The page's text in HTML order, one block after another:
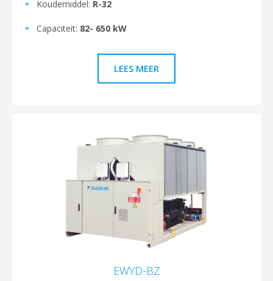
Koudemiddel: R-32
Capaciteit: 82- 650 kW
LEES MEER
EWYD-BZ